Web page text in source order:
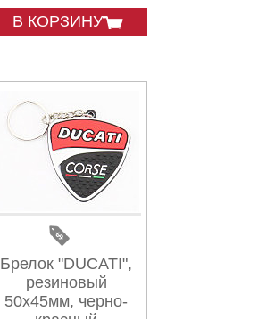
В КОРЗИНУ
Брелок "DUCATI",
резиновый
50х45мм, черно-